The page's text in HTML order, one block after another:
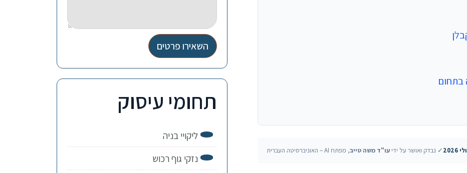
✓ נבדק ואושר על ידי עו"ד משה טייב, מפתח AI – האוניברסיטה העברית
השאירו פרטים
תחומי עיסוק
ליקויי בניה
נזקי גוף רכוש